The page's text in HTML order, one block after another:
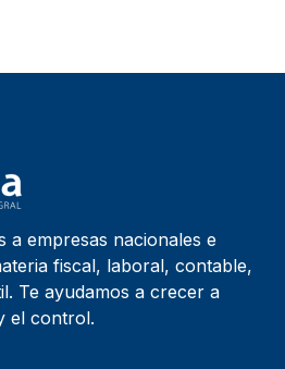
a empresas nacionales e
fiscal, laboral, contable,
Te ayudamos a crecer a
el control.